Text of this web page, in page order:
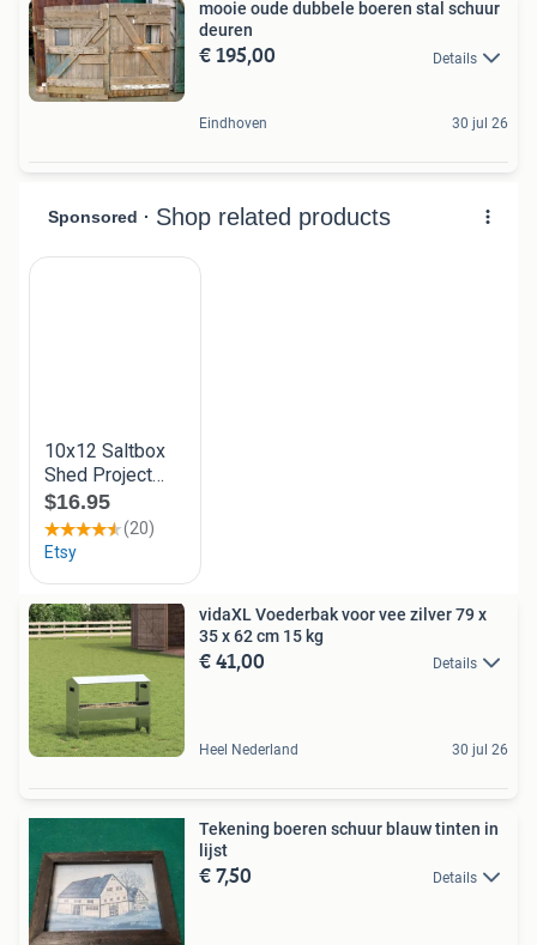
mooie oude dubbele boeren stal schuur
deuren
€ 195,00 Details
Eindhoven 30 jul 26
vidaXL Voederbak voor vee zilver 79 x
35 x 62 cm 15 kg
€ 41,00 Details
Heel Nederland 30 jul 26
Tekening boeren schuur blauw tinten in
lijst
€ 7,50 Details